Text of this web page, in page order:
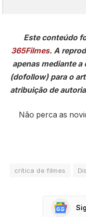
Este conteúdo
365Filmes. A
apenas mediante
(dofollow) para o
atribuição de
Não perca as
crítica de filmes